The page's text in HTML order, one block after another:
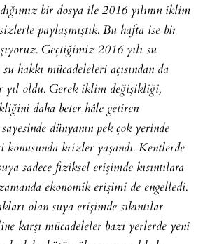
bir dosya ile 2016 yılının iklim
paylaşmıştık. Bu hafta ise bir
Geçtiğimiz 2016 yılı su
hakkı mücadeleleri açısından da
yıl oldu. Gerek iklim değişikliği,
daha beter hâle getiren
dünyanın pek çok yerinde
konusunda krizler yaşandı. Kentlerde
sadece fiziksel erişimde kısıntılara
ekonomik erişimi de engelledi.
olan suya erişimde sıkıntılar
karşı mücadeleler bazı yerlerde yeni